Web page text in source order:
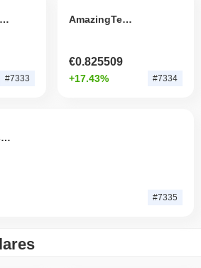
オランママ (Oran Mama)
#7333
AmazingTeamDAO
€0.825509
+17.43% #7334
Galactica.com
#7335